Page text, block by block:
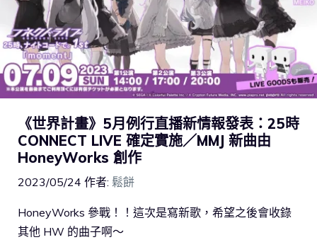
《世界計畫》5月例行直播新情報發表：25時
CONNECT LIVE 確定實施／MMJ 新曲由
HoneyWorks 創作
2023/05/24 作者: 鬆餅
HoneyWorks 參戰！！這次是寫新歌，希望之後會收錄
其他 HW 的曲子啊～